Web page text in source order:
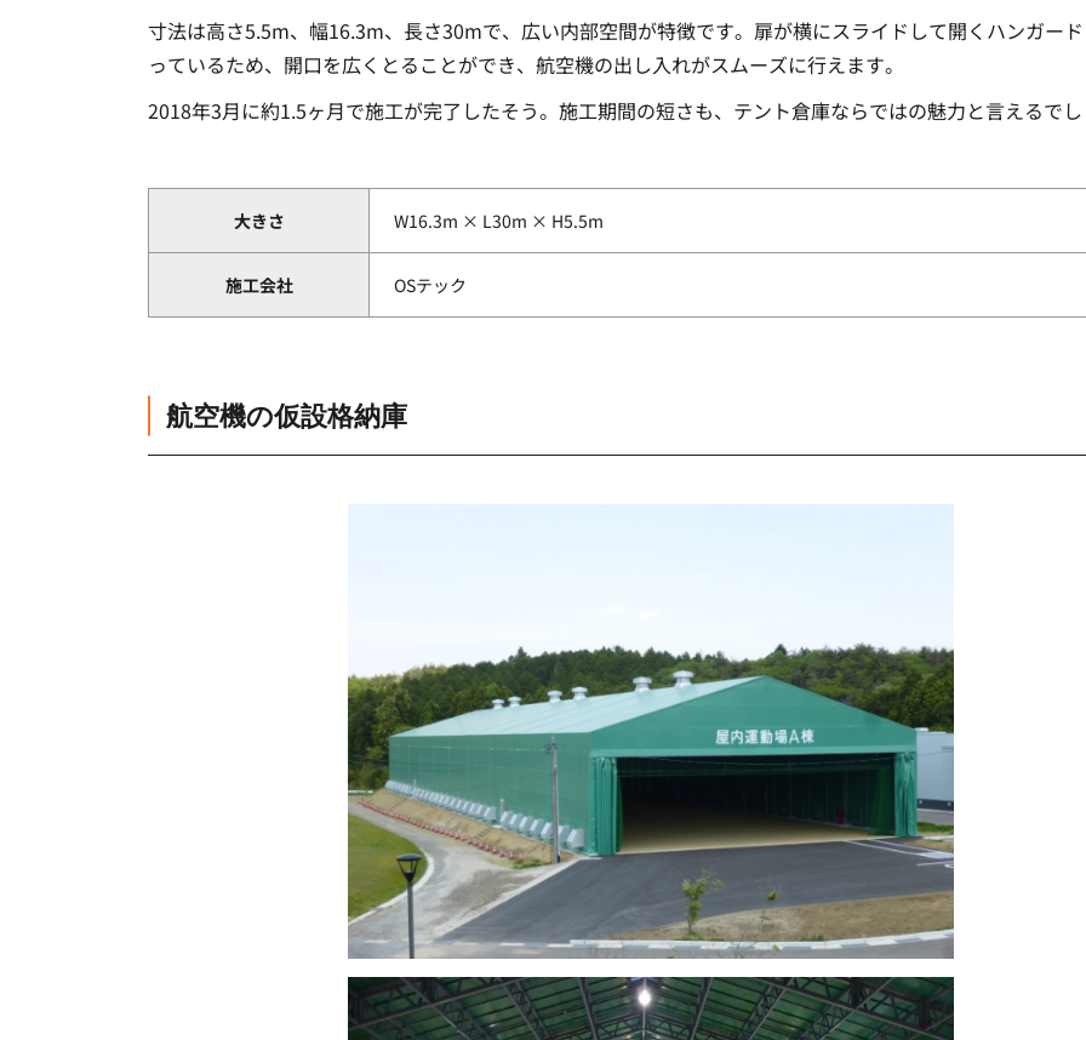
寸法は高さ5.5m、幅16.3m、長さ30mで、広い内部空間が特徴です。扉が横にスライドして開くハンガー
っているため、開口を広くとることができ、航空機の出し入れがスムーズに行えます。
2018年3月に約1.5ヶ月で施工が完了したそう。施工期間の短さも、テント倉庫ならではの魅力と言えるで
大きさ W16.3m × L30m × H5.5m
施工会社 OSテック
航空機の仮設格納庫